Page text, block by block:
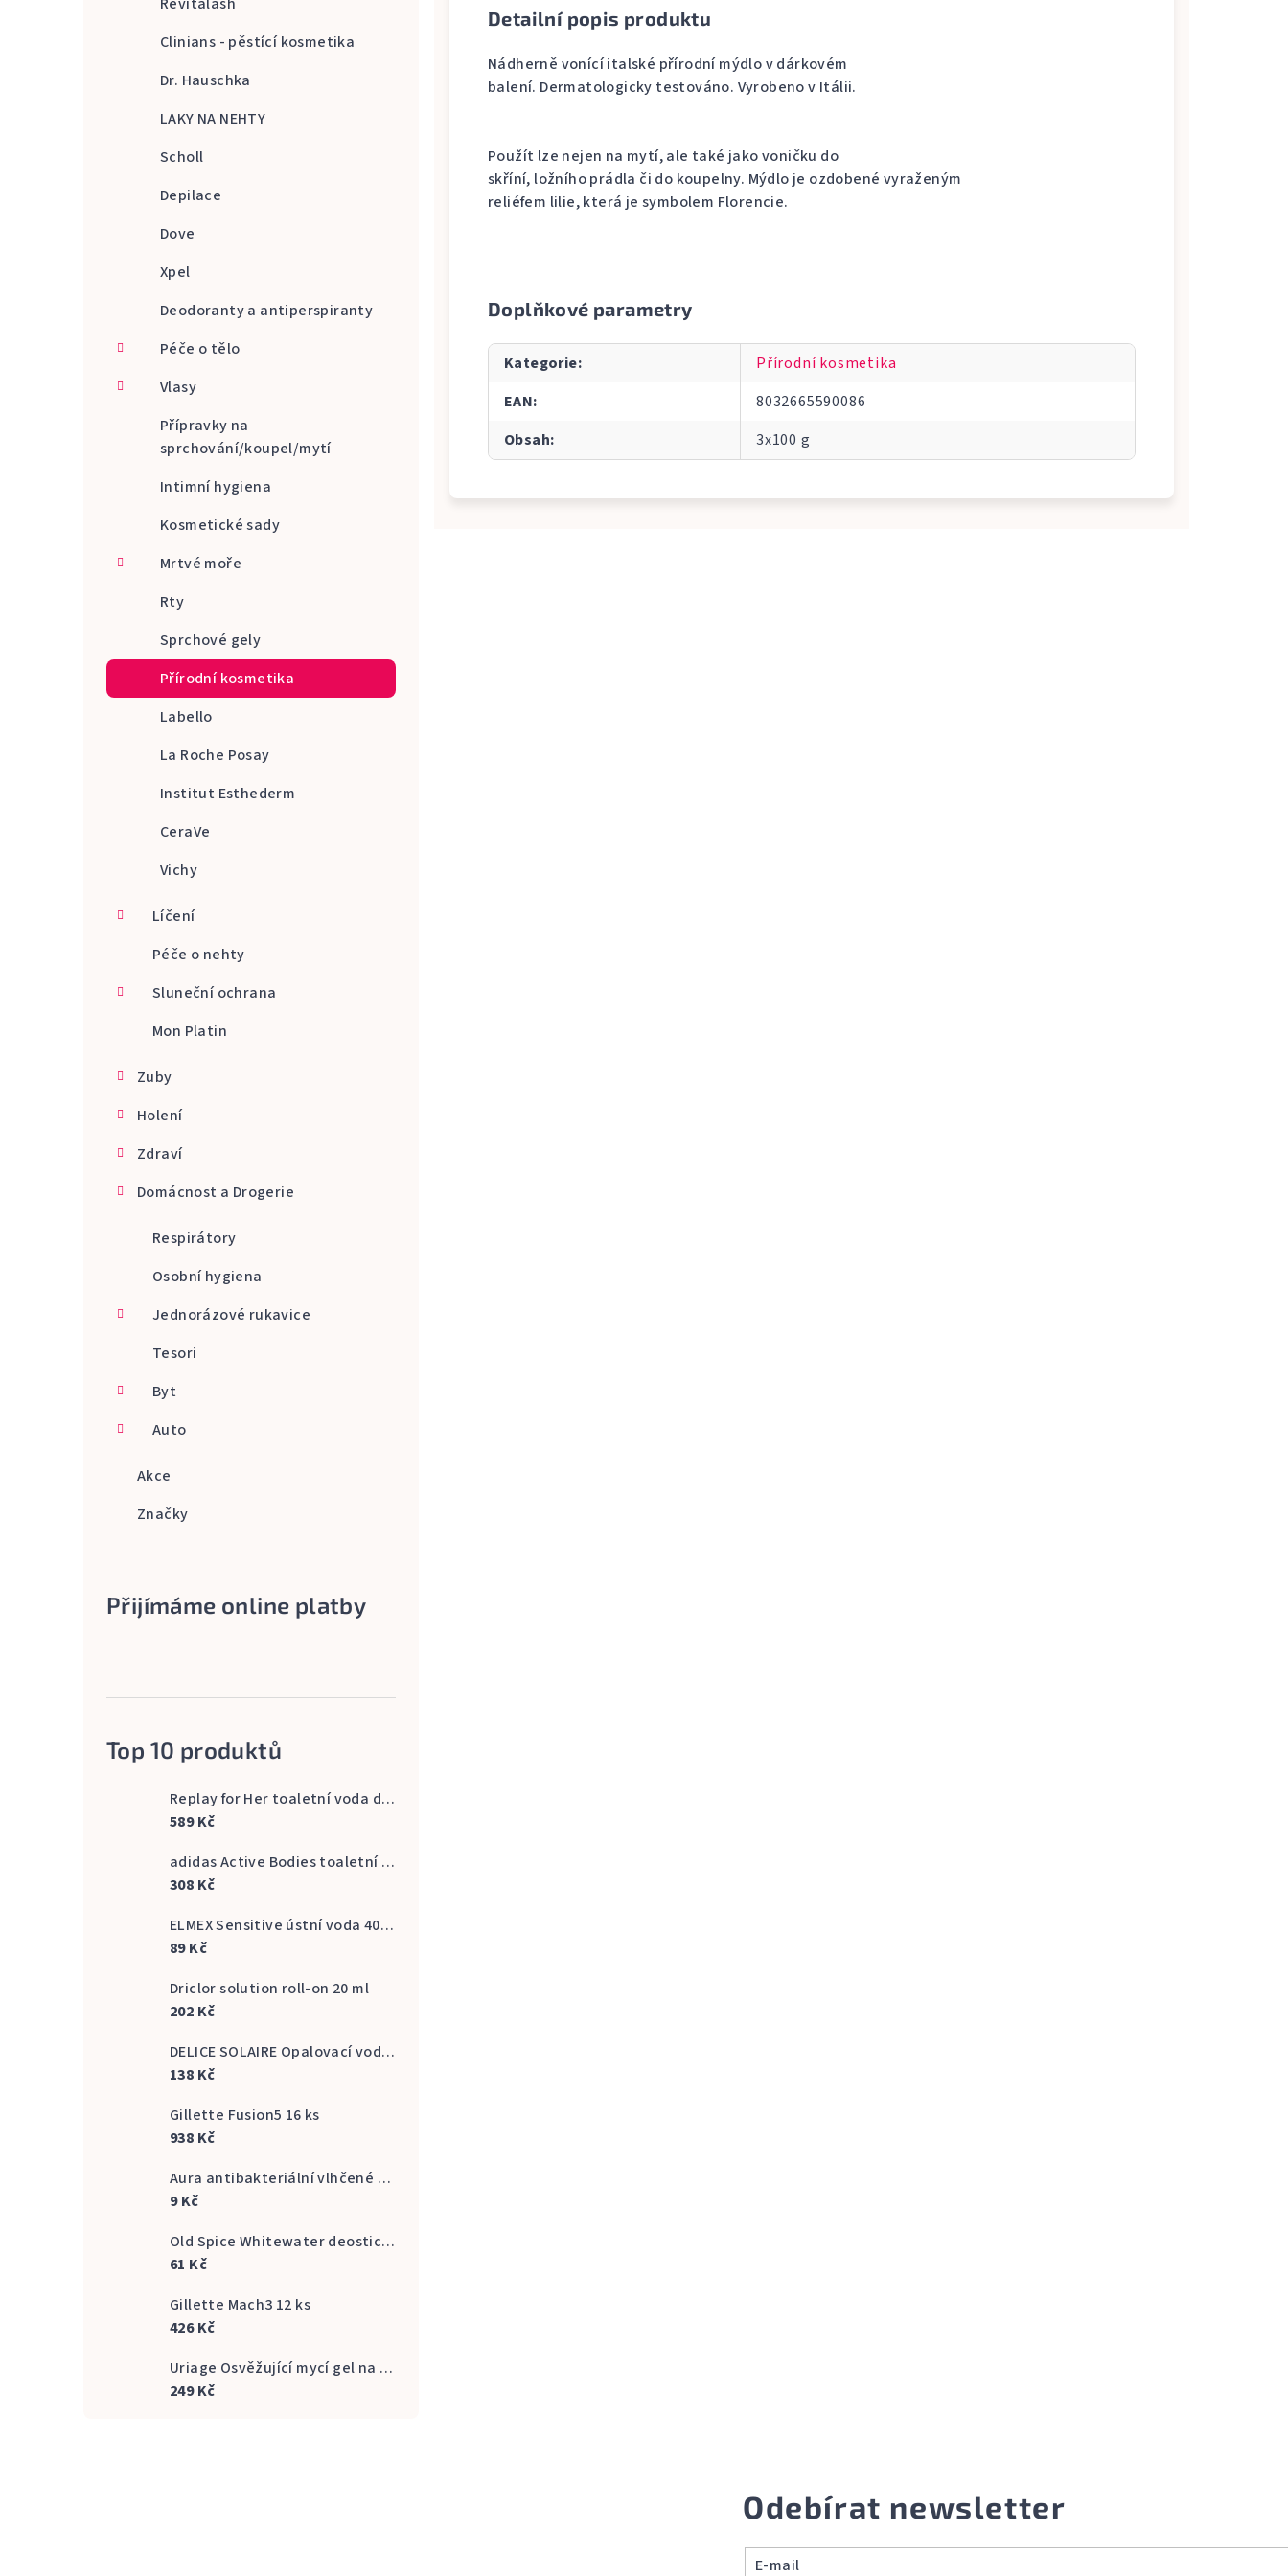
Clinians - pěstící kosmetika
Dr. Hauschka
LAKY NA NEHTY
Scholl
Depilace
Dove
Xpel
Deodoranty a antiperspiranty
Péče o tělo
Vlasy
Přípravky na
sprchování/koupel/mytí
Intimní hygiena
Kosmetické sady
Mrtvé moře
Rty
Sprchové gely
Přírodní kosmetika
Labello
La Roche Posay
Institut Esthederm
CeraVe
Vichy
Líčení
Péče o nehty
Sluneční ochrana
Mon Platin
Zuby
Holení
Zdraví
Domácnost a Drogerie
Respirátory
Osobní hygiena
Jednorázové rukavice
Tesori
Byt
Auto
Akce
Značky
Přijímáme online platby
Top 10 produktů
Replay for Her toaletní voda dámská 60 ml
589 Kč
adidas Active Bodies toaletní voda pánská 100 ml
308 Kč
ELMEX Sensitive ústní voda 400 ml
89 Kč
Driclor solution roll-on 20 ml
202 Kč
DELICE SOLAIRE Opalovací voda Fresh Bronze s vůní kokosu 500 ml
138 Kč
Gillette Fusion5 16 ks
938 Kč
Aura antibakteriální vlhčené ubrousky na ruce 20 ks
9 Kč
Old Spice Whitewater deostick 50 ml
61 Kč
Gillette Mach3 12 ks
426 Kč
Uriage Osvěžující mycí gel na intimní hygienu Gyn Phy Refreshing Gel Intimate Hygiene 500 ml
249 Kč
Detailní popis produktu
Nádherně vonící italské přírodní mýdlo v dárkovém
balení. Dermatologicky testováno. Vyrobeno v Itálii.
Použít lze nejen na mytí, ale také jako voničku do
skříní, ložního prádla či do koupelny. Mýdlo je ozdobené vyraženým
reliéfem lilie, která je symbolem Florencie.
Doplňkové parametry
Kategorie:
Přírodní kosmetika
EAN:
8032665590086
Obsah: 3x100 g
Odebírat newsletter
E-mail